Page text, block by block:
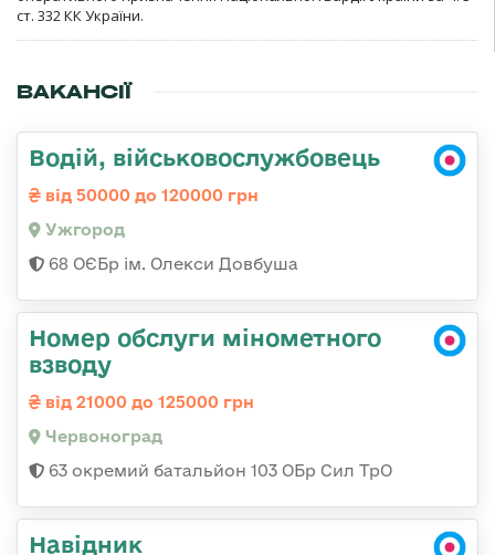
ст. 332 КК України.
ВАКАНСІЇ
Водій, військовослужбовець
від 50000 до 120000 грн
Ужгород
68 ОЄБр ім. Олекси Довбуша
Номер обслуги мінометного
взводу
від 21000 до 125000 грн
Червоноград
63 окремий батальйон 103 ОБр Сил ТрО
Навідник